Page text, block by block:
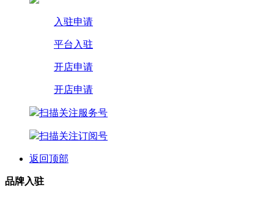
入驻申请
平台入驻
开店申请
开店申请
扫描关注服务号
扫描关注订阅号
返回顶部
品牌入驻